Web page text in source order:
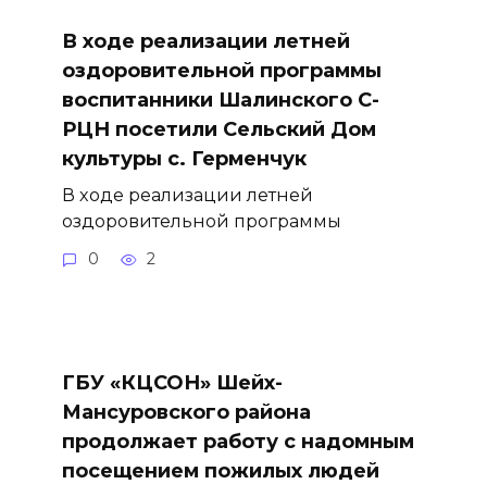
В ходе реализации летней
оздоровительной программы
воспитанники Шалинского С-
РЦН посетили Сельский Дом
культуры с. Герменчук
В ходе реализации летней
оздоровительной программы
0 2
ГБУ «КЦСОН» Шейх-
Мансуровского района
продолжает работу с надомным
посещением пожилых людей